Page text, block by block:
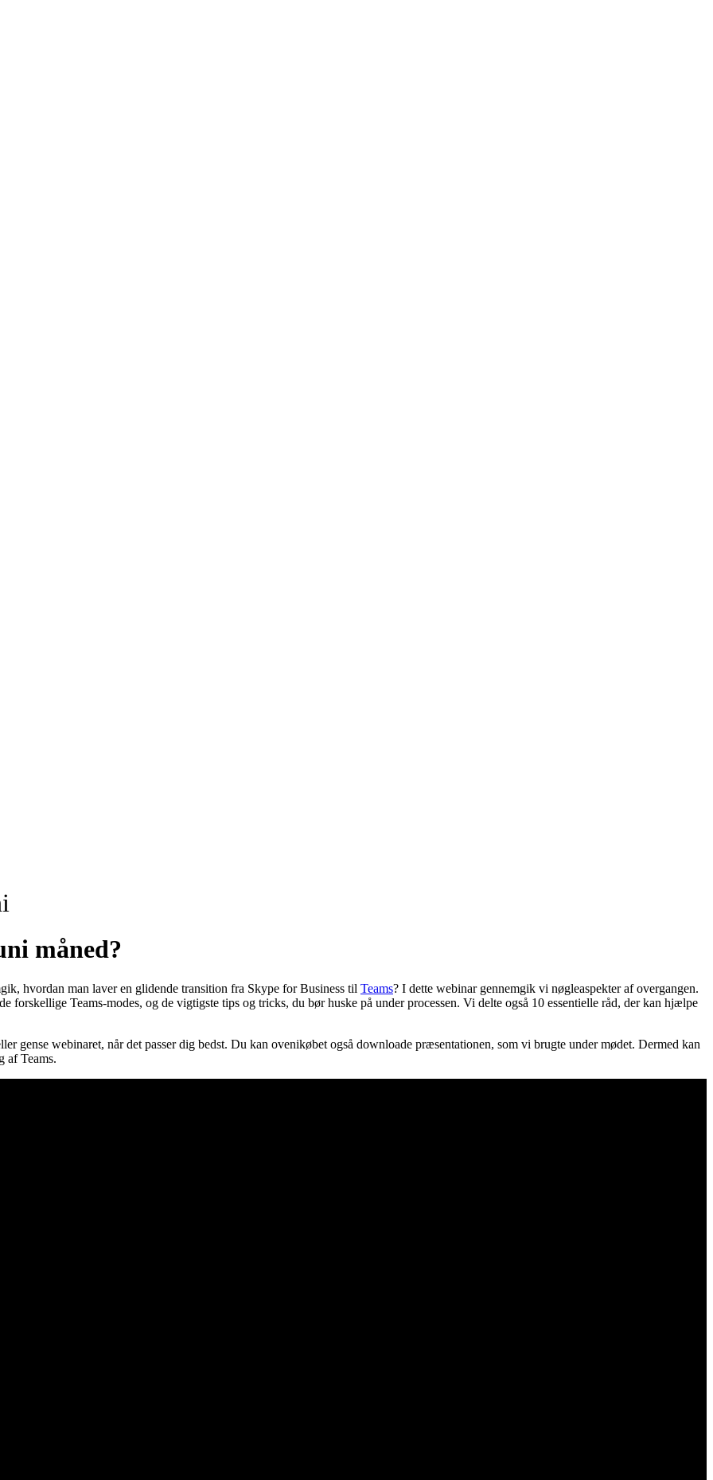
måned?
hvordan man laver en glidende transition fra Skype for Business til Teams? I dette webinar gennemgik vi nøgleaspekter af overgangen.
Teams-modes, og de vigtigste tips og tricks, du bør huske på under processen. Vi delte også 10 essentielle råd, der kan hjælpe
gense webinaret, når det passer dig bedst. Du kan ovenikøbet også downloade præsentationen, som vi brugte under mødet. Dermed kan
af Teams.